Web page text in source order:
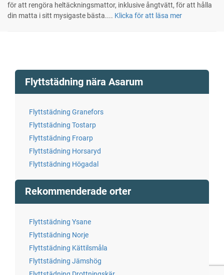
för att rengöra heltäckningsmattor, inklusive ångtvätt, för att hålla
din matta i sitt mysigaste bästa.... Klicka för att läsa mer
Flyttstädning nära Asarum
Flyttstädning Granefors
Flyttstädning Tostarp
Flyttstädning Froarp
Flyttstädning Horsaryd
Flyttstädning Högadal
Rekommenderade orter
Flyttstädning Ysane
Flyttstädning Norje
Flyttstädning Kättilsmåla
Flyttstädning Jämshög